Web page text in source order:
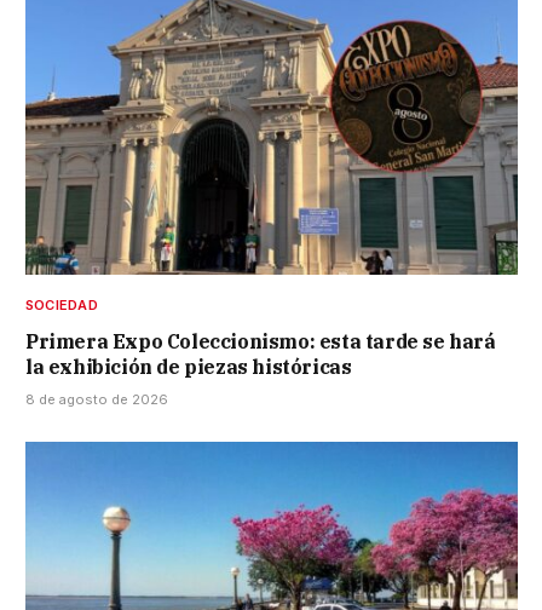
SOCIEDAD
Primera Expo Coleccionismo: esta tarde se hará
la exhibición de piezas históricas
8 de agosto de 2026